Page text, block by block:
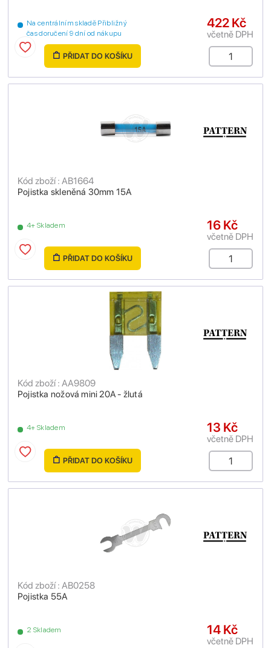
Na centrálním skladě Přibližný
čas doručení 9 dní od nákupu
422 Kč
včetně DPH
PŘIDAT DO KOŠÍKU
Pojistka skleněná 30mm 15A
Kód zboží : AB1664
4+ Skladem 16 Kč
včetně DPH
PŘIDAT DO KOŠÍKU
Pojistka nožová mini 20A - žlutá
Kód zboží : AA9809
4+ Skladem 13 Kč
včetně DPH
PŘIDAT DO KOŠÍKU
Pojistka 55A
Kód zboží : AB0258
2 Skladem 14 Kč
včetně DPH